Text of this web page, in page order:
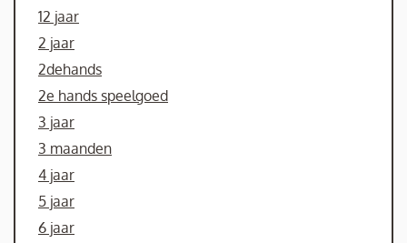
12 jaar
2 jaar
2dehands
2e hands speelgoed
3 jaar
3 maanden
4 jaar
5 jaar
6 jaar